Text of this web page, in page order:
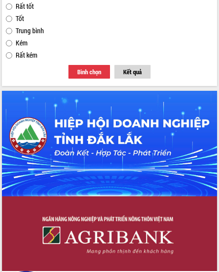
Rất tốt
Tốt
Trung bình
Kém
Rất kém
Bình chọn Kết quả